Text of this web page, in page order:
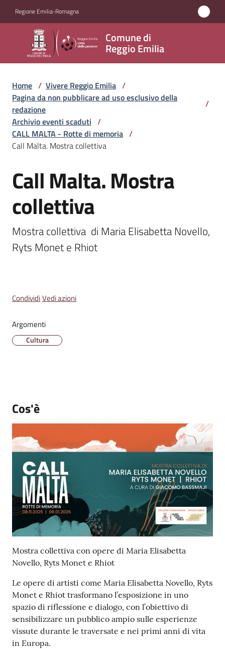
Regione Emilia-Romagna
Comune di
Reggio Emilia
Comune
di
Reggio
Emilia
Amministrazione
Servizi
Novità
Vivere
Reggio
Emilia
Menu selezionato
Tutti
gli
T
m
o
E
t
i
Seguici
su
Home / Vivere Reggio Emilia /
Pagina da non pubblicare ad uso esclusivo della
redazione
/
Archivio eventi scaduti /
CALL MALTA - Rotte di memoria /
Call Malta. Mostra collettiva
Salta al contenuto
Call Malta. Mostra
collettiva
Mostra collettiva  di Maria Elisabetta Novello,
Ryts Monet e Rhiot
CondividiVedi azioni
Argomenti
Cultura
Cos'è
Mostra collettiva con opere di Maria Elisabetta
Novello, Ryts Monet e Rhiot
Le opere di artisti come Maria Elisabetta Novello, Ryts
Monet e Rhiot trasformano l’esposizione in uno
spazio di riflessione e dialogo, con l’obiettivo di
sensibilizzare un pubblico ampio sulle esperienze
vissute durante le traversate e nei primi anni di vita
in Europa.